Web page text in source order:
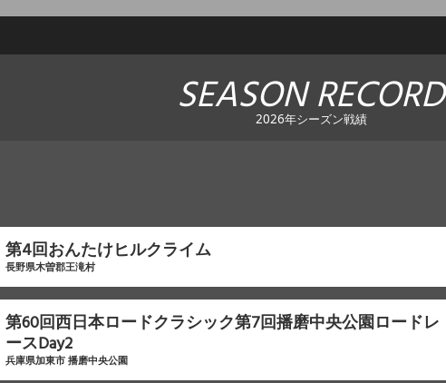
SEASON RECORD
2026年シーズン戦績
第4回おんたけヒルクライム
長野県木曽郡王滝村
第60回西日本ロードクラシック第7回播磨中央公園ロードレ
ースDay2
兵庫県加東市 播磨中央公園